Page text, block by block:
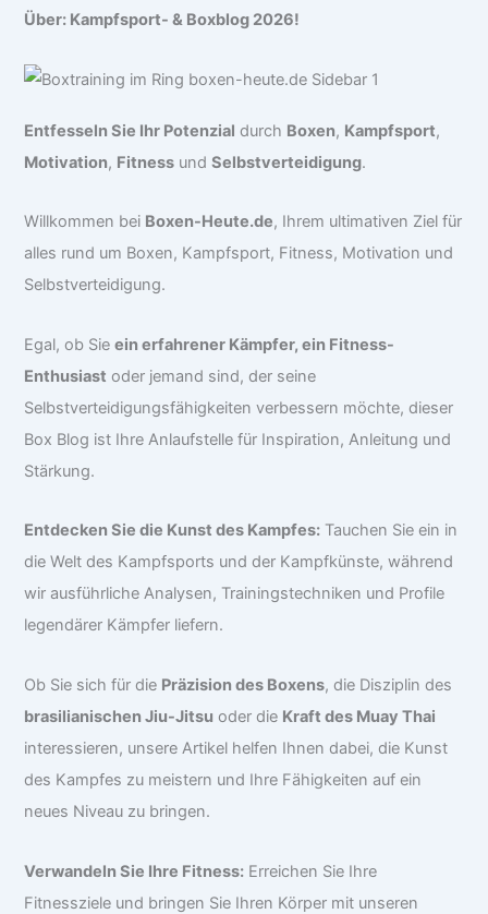
Über: Kampfsport- & Boxblog 2026!
Entfesseln Sie Ihr Potenzial durch Boxen, Kampfsport,
Motivation, Fitness undSelbstverteidigung.
Willkommen bei Boxen-Heute.de, Ihrem ultimativen Ziel für
alles rund um Boxen, Kampfsport, Fitness, Motivation und
Selbstverteidigung.
Egal, ob Sieein erfahrener Kämpfer, ein Fitness-
Enthusiast oder jemand sind, der seine
Selbstverteidigungsfähigkeiten verbessern möchte, dieser
Box Blog ist Ihre Anlaufstelle für Inspiration, Anleitung und
Stärkung.
Entdecken Sie die Kunst des Kampfes: Tauchen Sie ein in
die Welt des Kampfsports und der Kampfkünste, während
wir ausführliche Analysen, Trainingstechniken und Profile
legendärer Kämpfer liefern.
Ob Sie sich für die Präzision des Boxens, die Disziplin des
brasilianischen Jiu-Jitsu oder die Kraft des Muay Thai
interessieren, unsere Artikel helfen Ihnen dabei, die Kunst
des Kampfes zu meistern und Ihre Fähigkeiten auf ein
neues Niveau zu bringen.
Verwandeln Sie Ihre Fitness: Erreichen Sie Ihre
Fitnessziele und bringen Sie Ihren Körper mit unseren